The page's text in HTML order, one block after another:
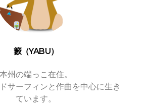
籔（YABU）
本州の端っこ在住。
サーフィンと作曲を中心に生き
ています。